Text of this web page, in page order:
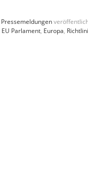
Pressemeldungen
EU Parlament, Europa,